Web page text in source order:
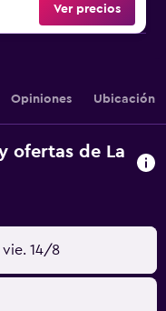
Ver precios
Opiniones Ubicación
ofertas de La
vie. 14/8